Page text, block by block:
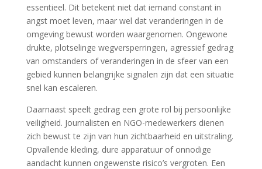
essentieel. Dit betekent niet dat iemand constant in
angst moet leven, maar wel dat veranderingen in de
omgeving bewust worden waargenomen. Ongewone
drukte, plotselinge wegversperringen, agressief gedrag
van omstanders of veranderingen in de sfeer van een
gebied kunnen belangrijke signalen zijn dat een situatie
snel kan escaleren.
Daarnaast speelt gedrag een grote rol bij persoonlijke
veiligheid. Journalisten en NGO-medewerkers dienen
zich bewust te zijn van hun zichtbaarheid en uitstraling.
Opvallende kleding, dure apparatuur of onnodige
aandacht kunnen ongewenste risico’s vergroten. Een